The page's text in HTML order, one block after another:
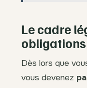
Le cadre
obligations
Dès lors que
vous devenez